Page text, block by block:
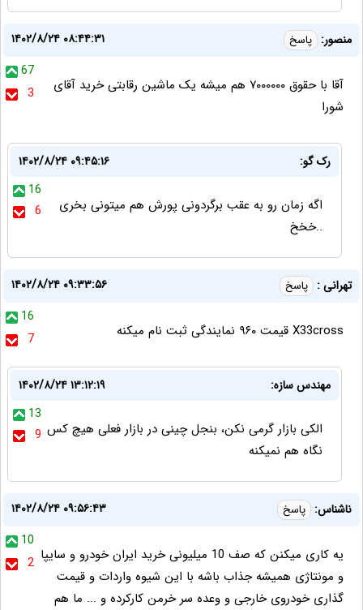
منصور: پاسخ
۱۴۰۲/۸/۲۴ ۰۸:۴۴:۳۱
67
3
آقا با حقوق ۷۰۰۰۰۰۰ هم میشه یک ماشین رقابتی خرید آقای
شورا
رک گو:
۱۴۰۲/۸/۲۴ ۰۹:۴۵:۱۶
16
6
اگه زمان رو به عقب برگردونی پورش هم میتونی بخری
..خخخ
تهرانی : پاسخ
۱۴۰۲/۸/۲۴ ۰۹:۳۳:۵۶
16
7
X33cross قیمت ۹۶۰ نمایندگی ثبت نام میکنه
مهندس سازه:
۱۴۰۲/۸/۲۴ ۱۳:۱۲:۱۹
13
9 الکی بازار گرمی نکن، بنجل چینی در بازار فعلی هیچ کس
نگاه هم نمیکنه
ناشناس: پاسخ
۱۴۰۲/۸/۲۴ ۰۹:۵۶:۴۳
10
2 یه کاری میکنن که صف 10 میلیونی خرید ایران خودرو و سایپا
و مونتاژی همیشه جذاب باشه با این شیوه واردات و قیمت
گذاری خودروی خارجی و وعده سر خرمن کارکرده و ... ما هم